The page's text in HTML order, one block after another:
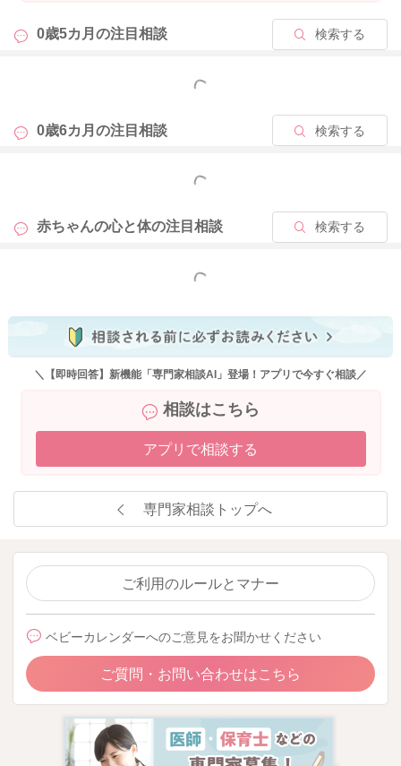
0歳5カ月の注目相談 検索する
もっと見る
0歳6カ月の注目相談 検索する
もっと見る
赤ちゃんの心と体の注目相談 検索する
もっと見る
＼【即時回答】新機能「専門家相談AI」登場！アプリで今すぐ相談／
相談はこちら
アプリで相談する
専門家相談トップへ
ご利用のルールとマナー
ベビーカレンダーへのご意見をお聞かせください
ご質問・お問い合わせはこちら